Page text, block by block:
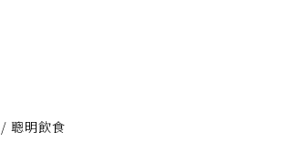
/ 聰明飲食